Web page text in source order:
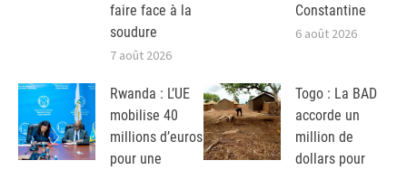
faire face à la
soudure
7 août 2026
Constantine
6 août 2026
Rwanda : L’UE
mobilise 40
millions d’euros
pour une
Togo : La BAD
accorde un
million de
dollars pour